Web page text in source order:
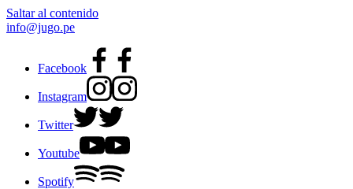
Saltar al contenido
info@jugo.pe
Facebook
Instagram
Twitter
Youtube
Spotify